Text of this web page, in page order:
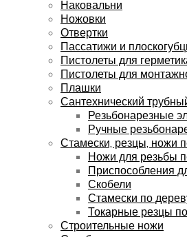
Наковальни
Ножовки
Отвертки
Пассатижи и
Пистолеты для
Пистолеты для
Плашки
Сантехнический
Резьбонарезные
Ручные
Стамески, резцы, ножи
Ножи для резьбы
Приспособления
Скобели
Стамески по
Токарные резцы
Строительные ножи